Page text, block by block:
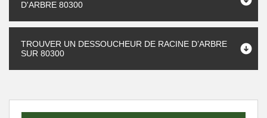
D'ARBRE 80300
TROUVER UN DESSOUCHEUR DE RACINE D’ARBRE
SUR 80300